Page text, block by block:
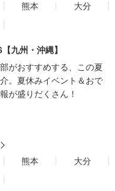
熊本
大分
九州・沖縄】
がおすすめする、この夏
。夏休みイベント＆おで
が盛りだくさん！
熊本
大分